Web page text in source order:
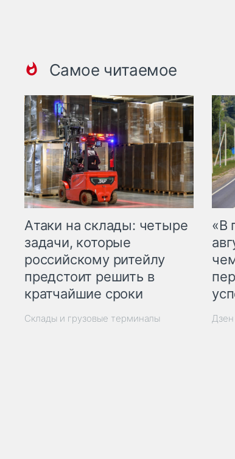
Самое читаемое
Атаки на склады: четыре
задачи, которые
российскому ритейлу
предстоит решить в
кратчайшие сроки
Склады и грузовые терминалы
«В
Дзен